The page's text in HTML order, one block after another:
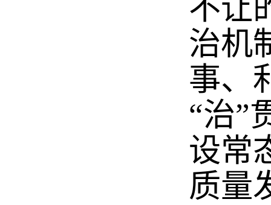
不让
治机
事、
“治”
设常
质量